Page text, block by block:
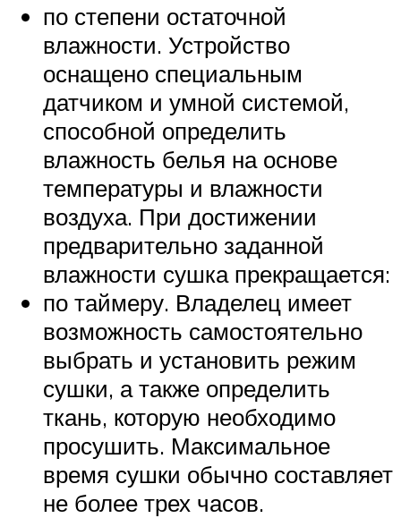
по степени остаточной
влажности. Устройство
оснащено специальным
датчиком и умной системой,
способной определить
влажность белья на основе
температуры и влажности
воздуха. При достижении
предварительно заданной
влажности сушка прекращается:
по таймеру. Владелец имеет
возможность самостоятельно
выбрать и установить режим
сушки, а также определить
ткань, которую необходимо
просушить. Максимальное
время сушки обычно составляет
не более трех часов.